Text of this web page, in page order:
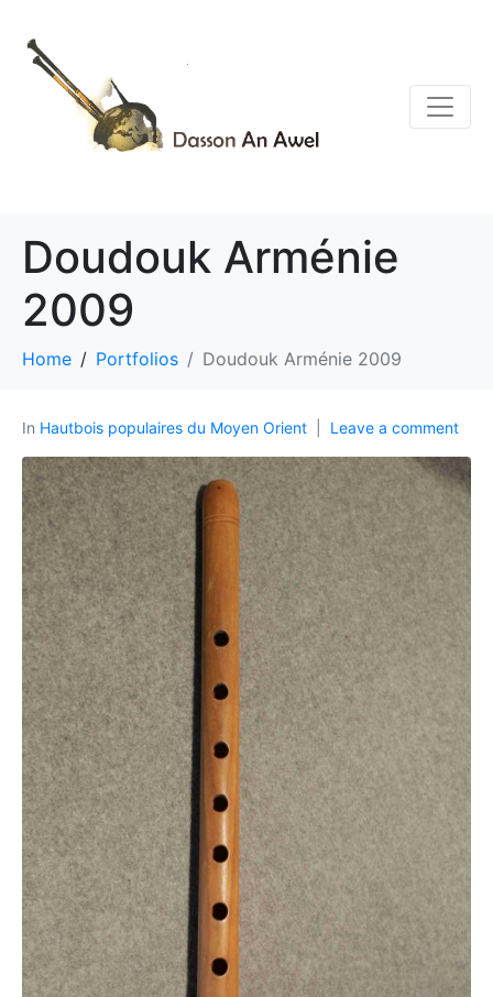
Doudouk Arménie
2009
Home Portfolios Doudouk Arménie 2009
In Hautbois populaires du Moyen Orient Leave a comment